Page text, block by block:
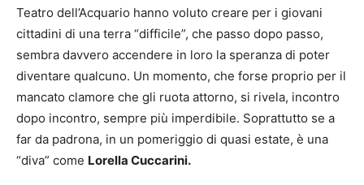
Teatro dell’Acquario hanno voluto creare per i giovani
cittadini di una terra “difficile”, che passo dopo passo,
sembra davvero accendere in loro la speranza di poter
diventare qualcuno. Un momento, che forse proprio per il
mancato clamore che gli ruota attorno, si rivela, incontro
dopo incontro, sempre più imperdibile. Soprattutto se a
far da padrona, in un pomeriggio di quasi estate, è una
“diva” come Lorella Cuccarini.